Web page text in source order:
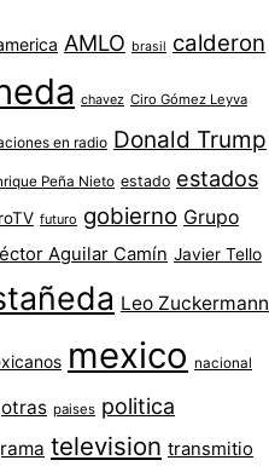
AMLO brasil calderon
chavez Ciro Gómez Leyva
en radio Donald Trump
Peña Nieto estado estados
futuro gobierno Grupo
Aguilar Camín Javier Tello
Leo Zuckermann
mexico nacional
otras paises politica
television transmitio